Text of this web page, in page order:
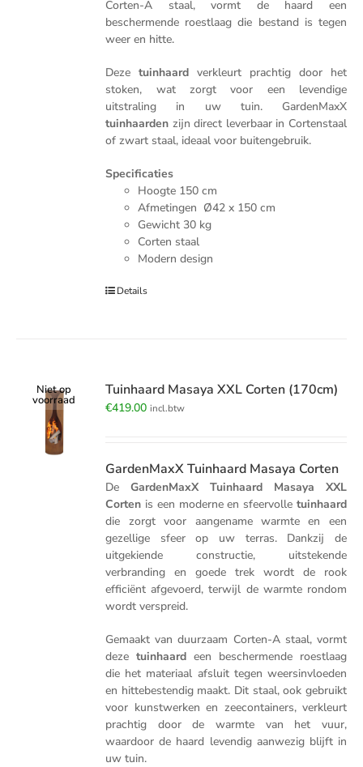
Corten-A staal, vormt de haard een
beschermende roestlaag die bestand is tegen
weer en hitte.
Dezetuinhaard verkleurt prachtig door het
stoken, wat zorgt voor een levendige
uitstraling in uw tuin. GardenMaxX
tuinhaarden zijn direct leverbaar in Cortenstaal
of zwart staal, ideaal voor buitengebruik.
Specificaties
Hoogte 150 cm
Afmetingen Ø42 x 150 cm
Gewicht 30 kg
Corten staal
Modern design
Details
Niet op
voorraad
Tuinhaard Masaya XXL Corten (170cm)
€419.00 incl.btw
GardenMaxX Tuinhaard Masaya Corten
DeGardenMaxX Tuinhaard Masaya XXL
Corten is een moderne en sfeervolle tuinhaard
die zorgt voor aangename warmte en een
gezellige sfeer op uw terras. Dankzij de
uitgekiende constructie, uitstekende
verbranding en goede trek wordt de rook
efficiënt afgevoerd, terwijl de warmte rondom
wordt verspreid.
Gemaakt van duurzaam Corten-A staal, vormt
dezetuinhaard een beschermende roestlaag
die het materiaal afsluit tegen weersinvloeden
en hittebestendig maakt. Dit staal, ook gebruikt
voor kunstwerken en zeecontainers, verkleurt
prachtig door de warmte van het vuur,
waardoor de haard levendig aanwezig blijft in
uw tuin.